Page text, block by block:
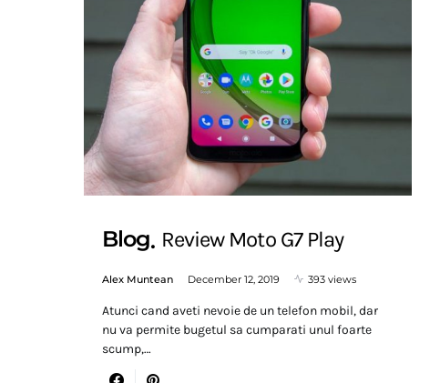
Blog Review Moto G7 Play
Alex Muntean December 12, 2019 393 views
Atunci cand aveti nevoie de un telefon mobil, dar
nu va permite bugetul sa cumparati unul foarte
scump,…